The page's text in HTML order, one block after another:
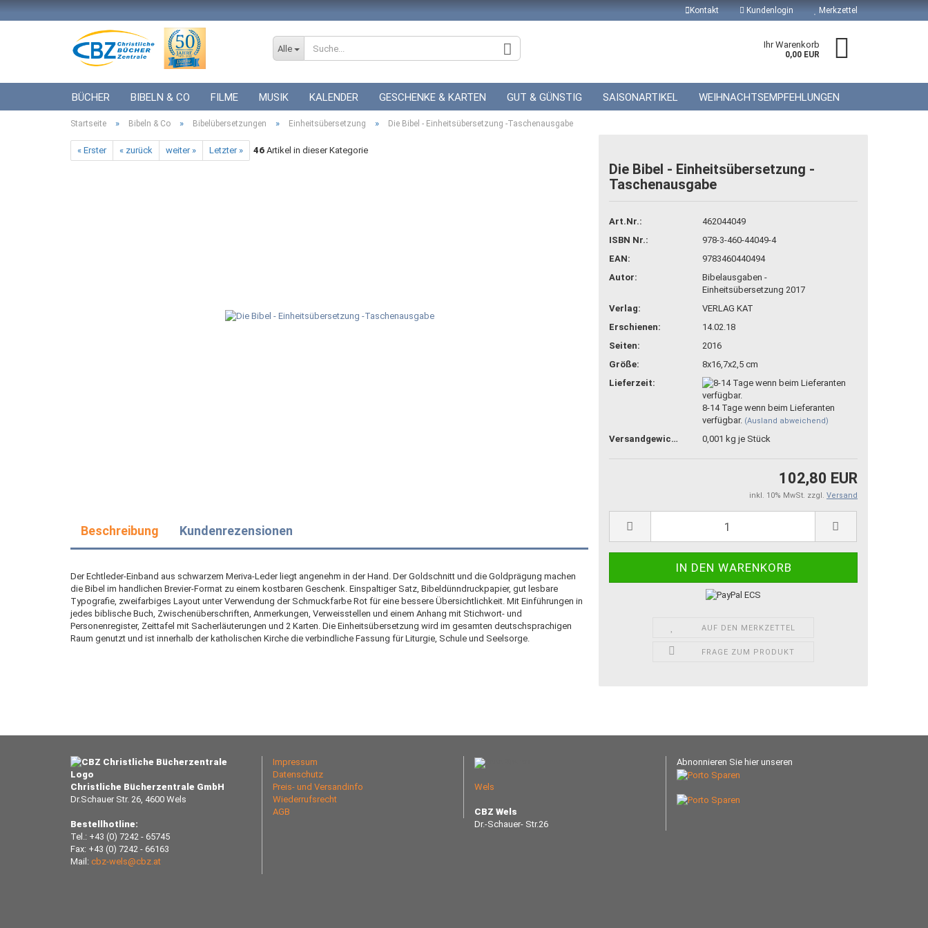
Kontakt Kundenlogin
Passwort vergessen?
Merkzettel
Alle Ihr Warenkorb
0,00 EUR
BÜCHER BIBELN & CO FILME MUSIK KALENDER GESCHENKE & KARTEN GUT & GÜNSTIG SAISONARTIKEL WEIHNACHTSEMPFEHLUNGEN
ICF BÜCHER VERSCHIEDENES GESCHENKE ZUR HOCHZEIT GUTSCHEINE
Startseite » Bibeln & Co » Bibelübersetzungen » Einheitsübersetzung » Die Bibel - Einheitsübersetzung -Taschenausgabe
« Erster « zurück weiter » Letzter » 46 Artikel in dieser Kategorie
Die Bibel - Einheitsübersetzung -
Taschenausgabe
Art.Nr.:
462044049
ISBN Nr.:
978-3-460-44049-4
EAN:
9783460440494
Autor:
Bibelausgaben -
Einheitsübersetzung 2017
Verlag:
VERLAG KAT
Erschienen:
14.02.18
Seiten:
2016
Größe:
8x16,7x2,5 cm
Lieferzeit:
8-14 Tage wenn beim Lieferanten
verfügbar. (Ausland abweichend)
Versandgewicht: 0,001 kg je Stück
102,80 EUR
inkl. 10% MwSt. zzgl. Versand
AUF DEN MERKZETTEL
FRAGE ZUM PRODUKT
Beschreibung Kundenrezensionen
Der Echtleder-Einband aus schwarzem Meriva-Leder liegt angenehm in der Hand. Der Goldschnitt und die Goldprägung machen
die Bibel im handlichen Brevier-Format zu einem kostbaren Geschenk. Einspaltiger Satz, Bibeldünndruckpapier, gut lesbare
Typografie, zweifarbiges Layout unter Verwendung der Schmuckfarbe Rot für eine bessere Übersichtlichkeit. Mit Einführungen in
jedes biblische Buch, Zwischenüberschriften, Anmerkungen, Verweisstellen und einem Anhang mit Stichwort- und
Personenregister, Zeittafel mit Sacherläuterungen und 2 Karten. Die Einheitsübersetzung wird im gesamten deutschsprachigen
Raum genutzt und ist innerhalb der katholischen Kirche die verbindliche Fassung für Liturgie, Schule und Seelsorge.
Christliche Bücherzentrale GmbH
Dr.Schauer Str. 26, 4600 Wels
Bestellhotline:
Tel.: +43 (0) 7242 - 65745
Fax: +43 (0) 7242 - 66163
Mail: cbz-wels@cbz.at
Impressum
Datenschutz
Preis- und Versandinfo
Wiederrufsrecht
AGB
Wels
CBZ Wels
Dr.-Schauer- Str.26
Abnonnieren Sie hier unseren